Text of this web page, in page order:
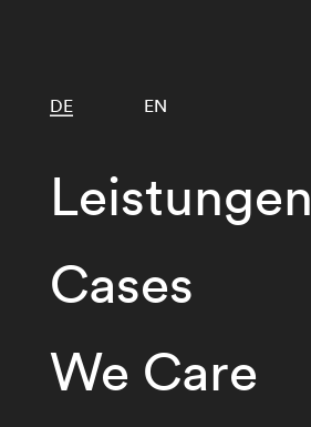
Leistungen
Cases
We Care
DE EN